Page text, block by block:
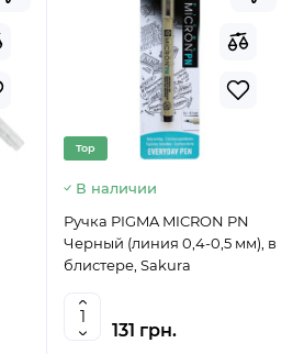
Top
В наличии
Ручка PIGMA MICRON PN
Черный (линия 0,4-0,5 мм), в
блистере, Sakura
131 грн.